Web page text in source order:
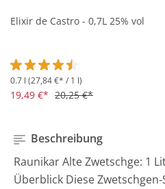
Elixir de Castro - 0,7L 25% vol
Durchschnittliche Bewertung
0.7 l (27,84 €* / 1 l)
19,49 €* 20,25 €*
Beschreibung
Raunikar Alte Zwetschge: 1
Überblick Diese